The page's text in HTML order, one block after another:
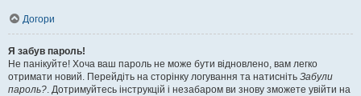
Догори
Я забув пароль!
Не панікуйте! Хоча ваш пароль не може бути відновлено, вам легко
отримати новий. Перейдіть на сторінку логування та натисніть Забули
пароль?. Дотримуйтесь інструкцій і незабаром ви знову зможете увійти на